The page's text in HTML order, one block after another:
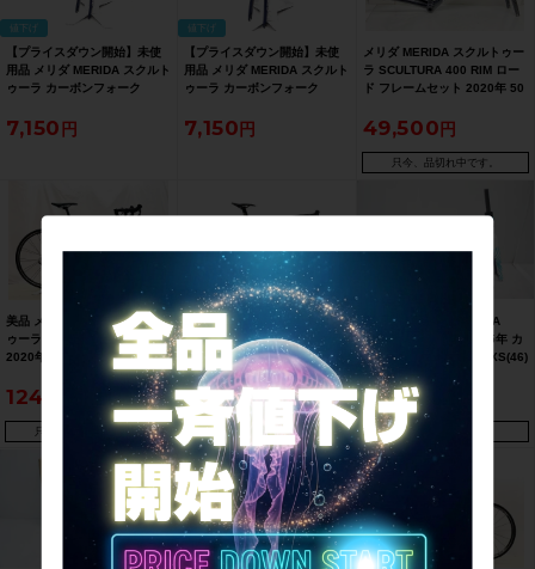
値下げ
【プライスダウン開始】未使
用品 メリダ MERIDA スクルト
ゥーラ カーボンフォーク
カーボン【お買い得SALE】
7,150
値下げ
【プライスダウン開始】未使
用品 メリダ MERIDA スクルト
ゥーラ カーボンフォーク
カーボン【お買い得SALE】
7,150
メリダ MERIDA スクルトゥー
ラ SCULTURA 400 RIM ロー
ド フレームセット 2020年 50
49,500
只今、品切れ中です。
美品 メリダ MERIDA スクルト
ゥーラ SCULTURA 400 105
2020年 ロードバイク 50サイ
124,300
只今、品切れ中です。
メリダ MERIDA リアクト
REACTO400 105 2020年 ロ
ードバイク S/Mサイズ ブラッ
ク
99,000
只今、品切れ中です。
▼▼美品 メリダ MERIDA
SCULTURA TEAM 2025年 カ
ーボン フレームセット XS(46)
サイズ PEARL(BLUE-TEAM)
（サイクルパラダイス福岡よ
り配送）
341,000
只今、品切れ中です。